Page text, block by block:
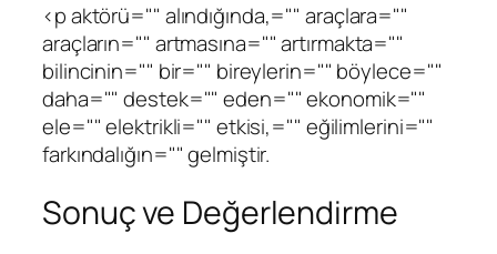
<p aktörü="" alındığında,="" araçlara=""
araçların="" artmasına="" artırmakta=""
bilincinin="" bir="" bireylerin="" böylece=""
daha="" destek="" eden="" ekonomik=""
ele="" elektrikli="" etkisi,="" eğilimlerini=""
farkındalığın="" gelmiştir.
Sonuç ve Değerlendirme